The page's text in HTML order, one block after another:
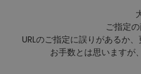
ご指定
URLのご指定に誤りがあるか
お手数とは思いますが